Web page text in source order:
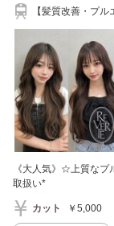
【髪質改善・プ
《大人気》☆上質な
取扱い*
カット ￥5,000